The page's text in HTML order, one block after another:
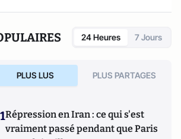
24 Heures 7 Jours
PLUS LUS PLUS PARTAGES
1Répression en Iran : ce qui s'est
vraiment passé pendant que Paris